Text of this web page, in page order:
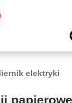
elektryki